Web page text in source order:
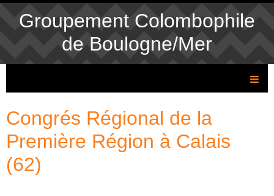
Groupement Colombophile
de Boulogne/Mer
Congrés Régional de la
Première Région à Calais
(62)